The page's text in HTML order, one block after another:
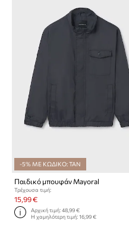
-5% ΜΕ ΚΩΔΙΚΟ: TAN
Παιδικό μπουφάν Mayoral
Τρέχουσα τιμή:
15,99 €
Αρχική τιμή:48,99 €
Η χαμηλότερη τιμή:16,99 €